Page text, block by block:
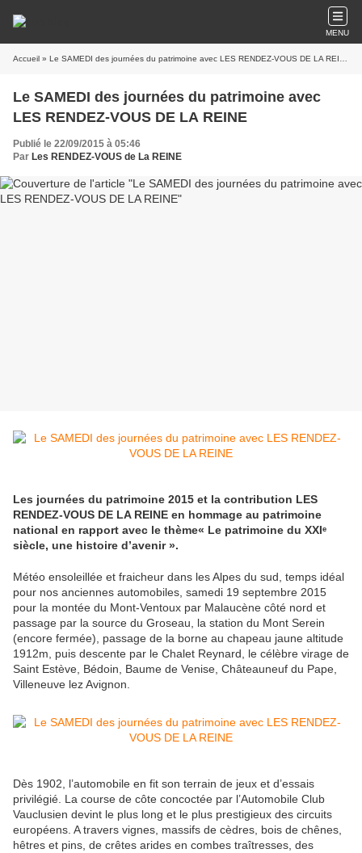
MENU
Accueil » Le SAMEDI des journées du patrimoine avec LES RENDEZ-VOUS DE LA REINE
Le SAMEDI des journées du patrimoine avec
LES RENDEZ-VOUS DE LA REINE
Publié le 22/09/2015 à 05:46
Par Les RENDEZ-VOUS de La REINE
Les journées du patrimoine 2015 et la contribution LES
RENDEZ-VOUS DE LA REINE en hommage au patrimoine
national en rapport avec le thème« Le patrimoine du XXIᵉ
siècle, une histoire d’avenir ».
Météo ensoleillée et fraicheur dans les Alpes du sud, temps idéal
pour nos anciennes automobiles, samedi 19 septembre 2015
pour la montée du Mont-Ventoux par Malaucène côté nord et
passage par la source du Groseau, la station du Mont Serein
(encore fermée), passage de la borne au chapeau jaune altitude
1912m, puis descente par le Chalet Reynard, le célèbre virage de
Saint Estève, Bédoin, Baume de Venise, Châteauneuf du Pape,
Villeneuve lez Avignon.
Dès 1902, l’automobile en fit son terrain de jeux et d’essais
privilégié. La course de côte concoctée par l’Automobile Club
Vauclusien devint le plus long et le plus prestigieux des circuits
européens. A travers vignes, massifs de cèdres, bois de chênes,
hêtres et pins, de crêtes arides en combes traîtresses, des